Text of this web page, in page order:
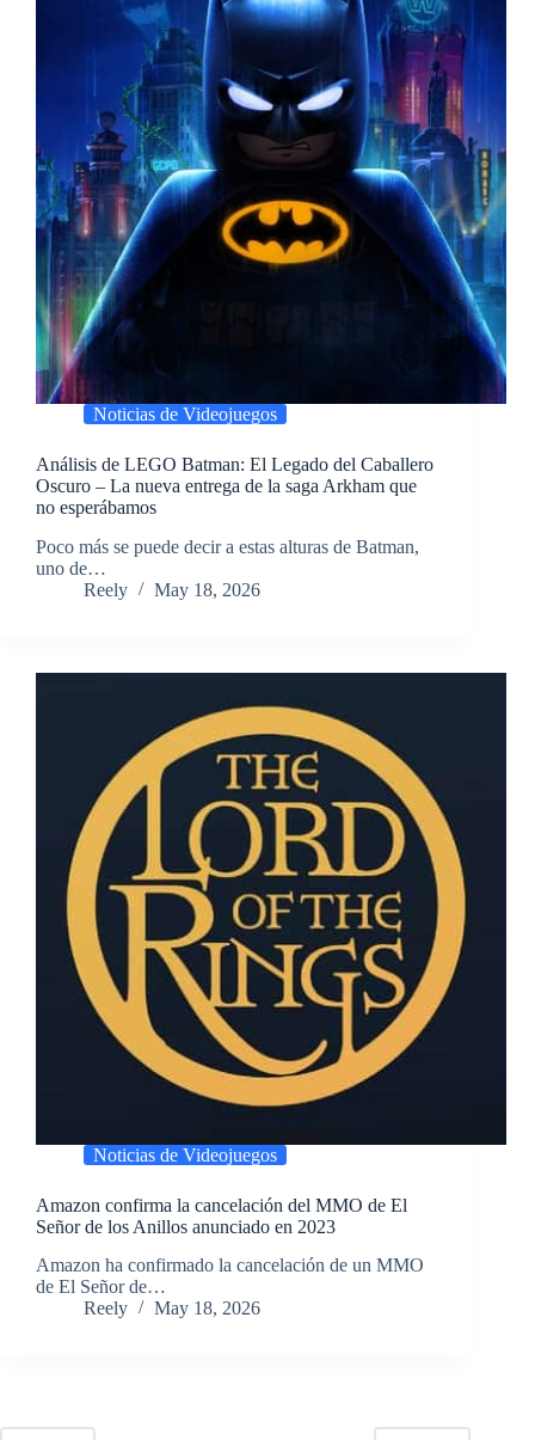
Noticias de Videojuegos
Análisis de LEGO Batman: El Legado del Caballero
Oscuro – La nueva entrega de la saga Arkham que
no esperábamos
​Poco más se puede decir a estas alturas de Batman,
uno de…
Reely
May 18, 2026
Noticias de Videojuegos
Amazon confirma la cancelación del MMO de El
Señor de los Anillos anunciado en 2023
​Amazon ha confirmado la cancelación de un MMO
de El Señor de…
Reely
May 18, 2026